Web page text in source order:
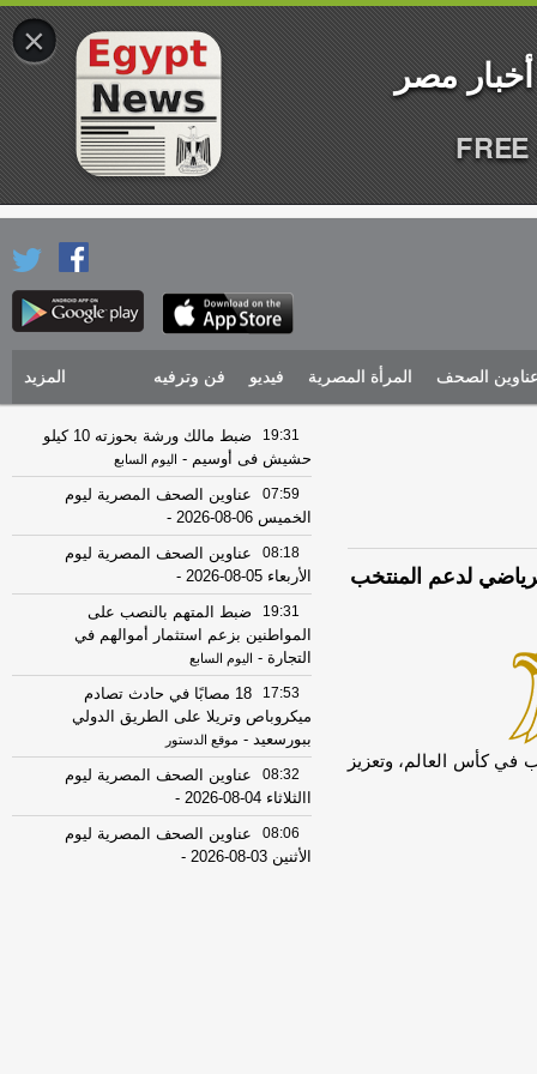
الصحف المرأة المصرية فيديو فن وترفيه المزيد
لدعم المنتخب
في كأس العالم، وتعزيز
19:31
ضبط مالك ورشة بحوزته 10 كيلو
حشيش فى أوسيم - اليوم السابع
07:59
عناوين الصحف المصرية ليوم
الخميس 06-08-2026
-
08:18
عناوين الصحف المصرية ليوم
الأربعاء 05-08-2026
-
19:31
ضبط المتهم بالنصب على
المواطنين بزعم استثمار أموالهم في
التجارة - اليوم السابع
17:53
18 مصابًا في حادث تصادم
ميكروباص وتريلا على الطريق الدولي
ببورسعيد - موقع الدستور
08:32
عناوين الصحف المصرية ليوم
االثلاثاء 04-08-2026
-
08:06
عناوين الصحف المصرية ليوم
الأثنين 03-08-2026
-
×